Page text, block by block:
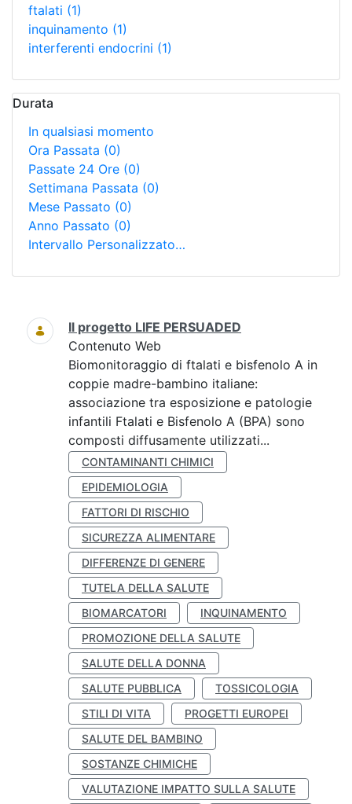
ftalati (1)
inquinamento (1)
interferenti endocrini (1)
Durata
In qualsiasi momento
Ora Passata (0)
Passate 24 Ore (0)
Settimana Passata (0)
Mese Passato (0)
Anno Passato (0)
Intervallo Personalizzato…
Ricerca
Il progetto LIFE PERSUADED
Contenuto Web
Biomonitoraggio di ftalati e bisfenolo A in
coppie madre-bambino italiane:
associazione tra esposizione e patologie
infantili Ftalati e Bisfenolo A (BPA) sono
composti diffusamente utilizzati...
CONTAMINANTI CHIMICI
EPIDEMIOLOGIA
FATTORI DI RISCHIO
SICUREZZA ALIMENTARE
DIFFERENZE DI GENERE
TUTELA DELLA SALUTE
BIOMARCATORI
INQUINAMENTO
PROMOZIONE DELLA SALUTE
SALUTE DELLA DONNA
SALUTE PUBBLICA
TOSSICOLOGIA
STILI DI VITA
PROGETTI EUROPEI
SALUTE DEL BAMBINO
SOSTANZE CHIMICHE
VALUTAZIONE IMPATTO SULLA SALUTE